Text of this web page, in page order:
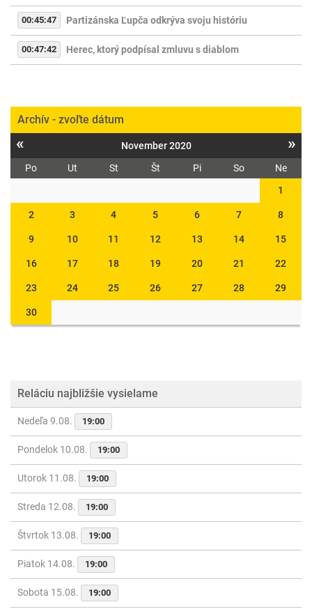
00:45:47 Partizánska Ľupča odkrýva svoju históriu
00:47:42 Herec, ktorý podpísal zmluvu s diablom
Archív - zvoľte dátum
« November 2020 »
Po Ut St Št Pi So
Ne
1
2 3 4 5 6 7 8
9 10 11 12 13 14 15
16 17 18 19 20 21 22
23 24 25 26 27 28 29
30
Reláciu najbližšie vysielame
Nedeľa 9.08. 19:00
Pondelok 10.08. 19:00
Utorok 11.08. 19:00
Streda 12.08. 19:00
Štvrtok 13.08. 19:00
Piatok 14.08. 19:00
Sobota 15.08. 19:00